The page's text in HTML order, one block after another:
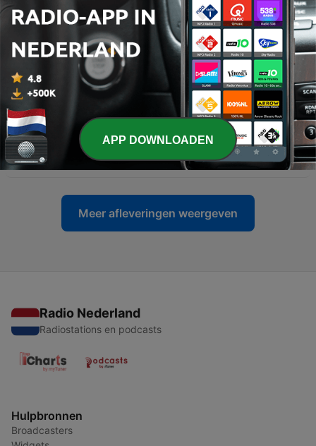
23 - Deze mensen zijn wel héél bijgelovig
22 - De wondere wereld achter een seksspeeltje
07 sep. 2023
21 Hoe Nederlanders bijna een blockbuster maakten
31 aug. 2023
20 - Liever seks of je smartphone?
24 aug. 2023
Meer afleveringen weergeven
Radio Nederland
Radiostations en podcasts
Hulpbronnen
Broadcasters
APP DOWNLOADEN